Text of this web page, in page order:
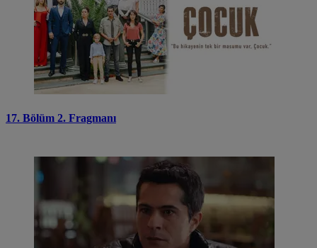
17. Bölüm 2. Fragmanı